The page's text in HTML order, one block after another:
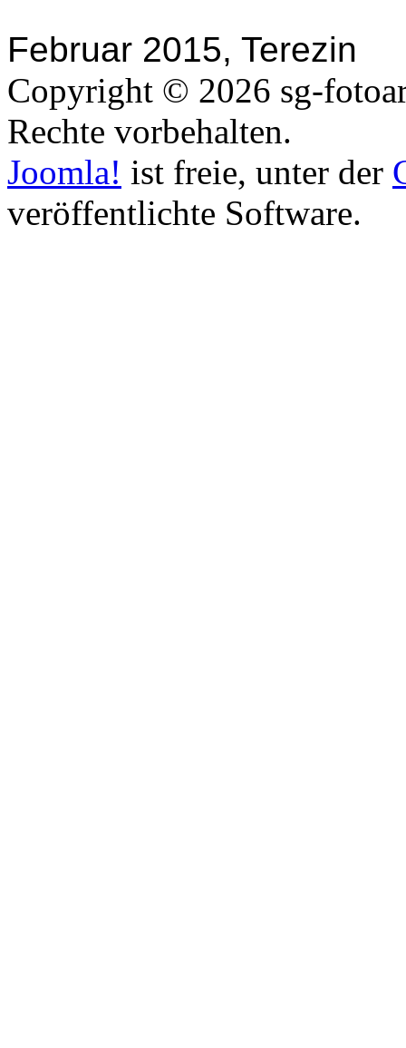
Februar 2015, Terezin
Copyright © 2026 sg-
Rechte vorbehalten.
Joomla! ist freie, unter der
veröffentlichte Software.